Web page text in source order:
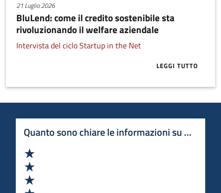
21 Luglio 2026
BluLend: come il credito sostenibile sta
rivoluzionando il welfare aziendale
Intervista del ciclo Startup in the Net
LEGGI TUTTO
ABOUT
Quanto sono chiare le informazioni su questa